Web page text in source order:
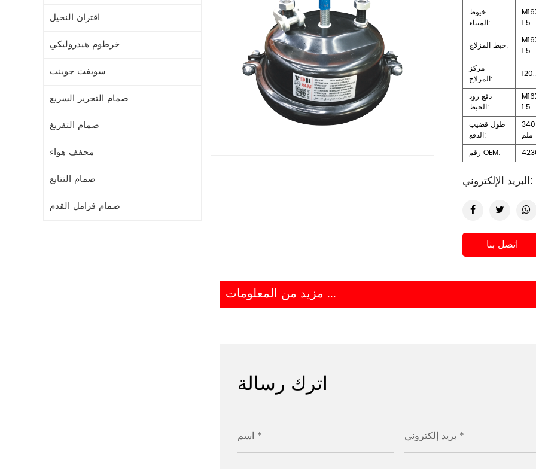
اقتران النخيل
خرطوم هيدروليكي
سويفت جوينت
صمام التحرير السريع
صمام التفريغ
مجفف هواء
صمام التتابع
صمام فرامل القدم
خيوط
الميناء:
1.5
خيط المزلاج:
1.5
مركز
المزلاج:
دفع رود
الخيط:
1.5
طول قضيب
الدفع:
340
ملم
رقم OEM:
البريد الإلكتروني:
اتصل بنا
مزيد من المعلومات ...
اترك رسالة
اسم * بريد إلكتروني *